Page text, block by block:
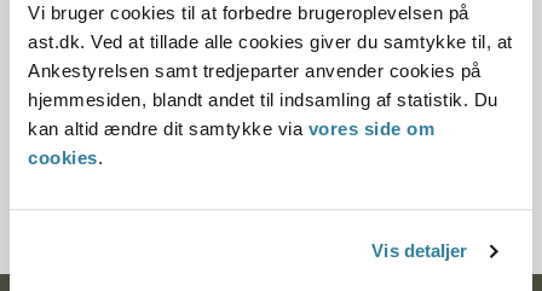
Vi bruger cookies til at forbedre brugeroplevelsen på
ast.dk. Ved at tillade alle cookies giver du samtykke til, at
Ankestyrelsen samt tredjeparter anvender cookies på
hjemmesiden, blandt andet til indsamling af statistik. Du
kan altid ændre dit samtykke via vores side om
cookies.
Vis detaljer
min sag?
Skal jeg undersøges af Ankestyrelsens
lægekonsulent?